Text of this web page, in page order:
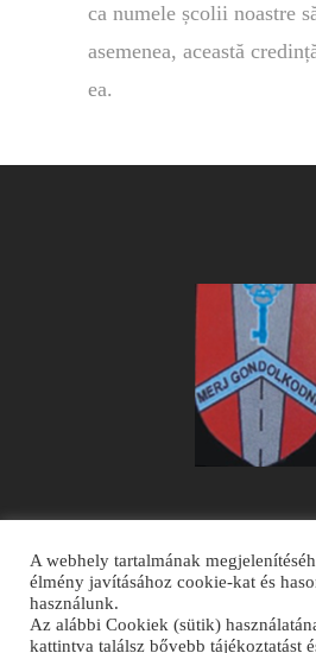
ca numele școlii noastre
asemenea, această
ea.
©
A webhely tartalmának
élmény javításához cookie-kat és
használunk.
Az alábbi Cookiek (sütik)
kattintva találsz bővebb tájékoztatást